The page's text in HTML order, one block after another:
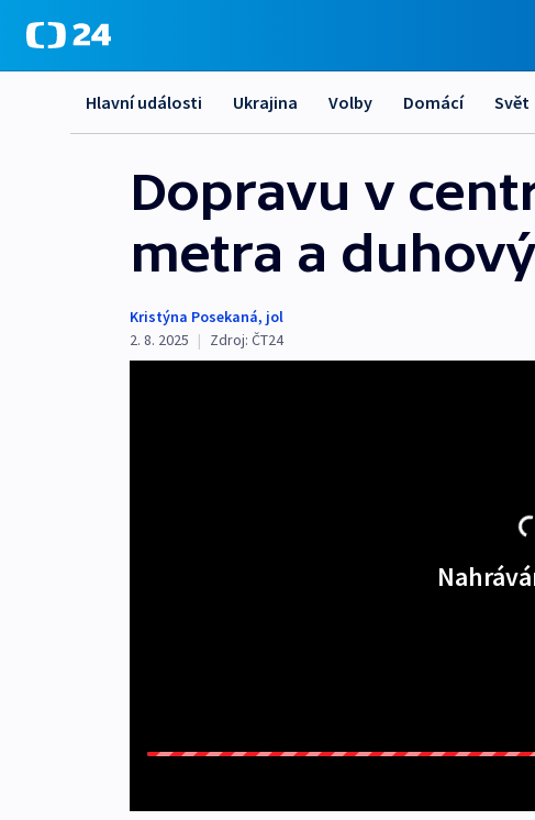
Hlavní události Ukrajina Volby Domácí Svět
Dopravu v
metra a
Kristýna Posekaná, jol
2. 8. 2025 | Zdroj: ČT24